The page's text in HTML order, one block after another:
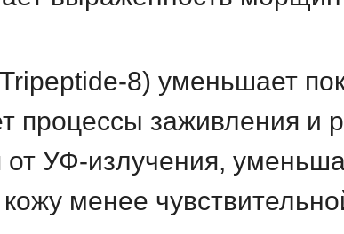
8) уменьшает
процессы заживления и
УФ-излучения,
менее